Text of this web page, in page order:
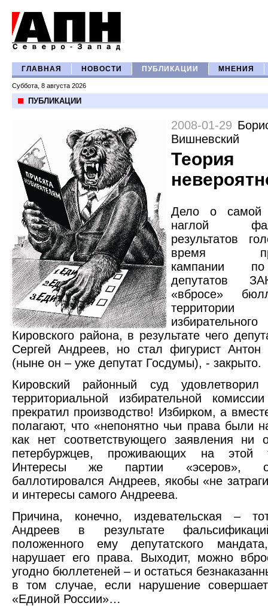
ГЛАВНАЯ НОВОСТИ ПУБЛИКАЦИИ МНЕНИЯ
Суббота, 8 августа 2026
ПУБЛИКАЦИИ
2008-01-29
Вишневский
Теория
Дело о самой
наглой
результатов
время
кампании
депутатов
«вбросе»
Кировского района, в результате чего
Сергей Андреев, но стал фигурист Антон
(ныне он – уже депутат Госдумы), - закрыто.
Кировский районный суд удовлетворил
территориальной избирательной
прекратил производство! Избирком, а
полагают, что «непонятно чьи права были
как нет соответствующего заявления ни
петербуржцев, проживающих на этой
Интересы же партии «эсеров»,
баллотировался Андреев, якобы «не
и интересы самого Андреева.
Причина, конечно, издевательская –
Андреев в результате
положенного ему депутатского
нарушает его права. Выходит, можно
угодно бюллетеней – и остаться
в том случае, если нарушение
«Единой России»…